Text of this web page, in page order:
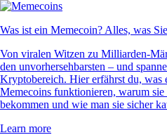
Was ist ein Memecoin? Alles, was
Von viralen Witzen zu Milliarden-
den unvorhersehbarsten – und
Kryptobereich. Hier erfährst du, was
Memecoins funktionieren, warum
bekommen und wie man sie sicher
Learn more